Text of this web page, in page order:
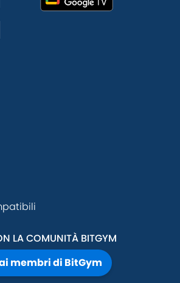
LA COMUNITÀ BITGYM
membri di BitGym